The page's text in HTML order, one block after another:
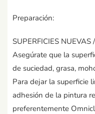
Preparación:
SUPERFICIES
Asegúrate que la
de suciedad, grasa,
Para dejar la superficie
adhesión de la pintura
preferentemente